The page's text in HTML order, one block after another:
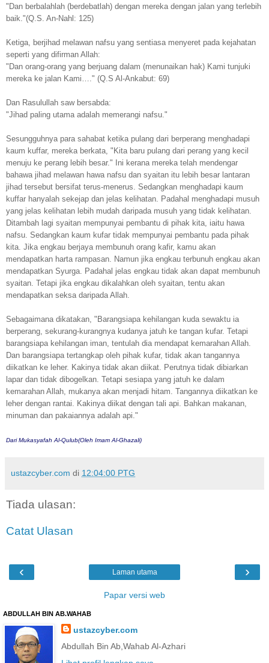
"Dan berbalahlah (berdebatlah) dengan mereka dengan jalan yang terlebih
baik."(Q.S. An-Nahl: 125)
Ketiga, berjihad melawan nafsu yang sentiasa menyeret pada kejahatan
seperti yang difirman Allah:
"Dan orang-orang yang berjuang dalam (menunaikan hak) Kami tunjuki
mereka ke jalan Kami…." (Q.S Al-Ankabut: 69)
Dan Rasulullah saw bersabda:
"Jihad paling utama adalah memerangi nafsu."
Sesungguhnya para sahabat ketika pulang dari berperang menghadapi
kaum kuffar, mereka berkata, "Kita baru pulang dari perang yang kecil
menuju ke perang lebih besar." Ini kerana mereka telah mendengar
bahawa jihad melawan hawa nafsu dan syaitan itu lebih besar lantaran
jihad tersebut bersifat terus-menerus. Sedangkan menghadapi kaum
kuffar hanyalah sekejap dan jelas kelihatan. Padahal menghadapi musuh
yang jelas kelihatan lebih mudah daripada musuh yang tidak kelihatan.
Ditambah lagi syaitan mempunyai pembantu di pihak kita, iaitu hawa
nafsu. Sedangkan kaum kufar tidak mempunyai pembantu pada pihak
kita. Jika engkau berjaya membunuh orang kafir, kamu akan
mendapatkan harta rampasan. Namun jika engkau terbunuh engkau akan
mendapatkan Syurga. Padahal jelas engkau tidak akan dapat membunuh
syaitan. Tetapi jika engkau dikalahkan oleh syaitan, tentu akan
mendapatkan seksa daripada Allah.
Sebagaimana dikatakan, "Barangsiapa kehilangan kuda sewaktu ia
berperang, sekurang-kurangnya kudanya jatuh ke tangan kufar. Tetapi
barangsiapa kehilangan iman, tentulah dia mendapat kemarahan Allah.
Dan barangsiapa tertangkap oleh pihak kufar, tidak akan tangannya
diikatkan ke leher. Kakinya tidak akan diikat. Perutnya tidak dibiarkan
lapar dan tidak dibogelkan. Tetapi sesiapa yang jatuh ke dalam
kemarahan Allah, mukanya akan menjadi hitam. Tangannya diikatkan ke
leher dengan rantai. Kakinya diikat dengan tali api. Bahkan makanan,
minuman dan pakaiannya adalah api."
Dari Mukasyafah Al-Qulub(Oleh Imam Al-Ghazali)
ustazcyber.com di 12:04:00 PTG
Tiada ulasan:
Catat Ulasan
‹ ›
Laman utama
Papar versi web
ABDULLAH BIN AB.WAHAB
ustazcyber.com
Abdullah Bin Ab,Wahab Al-Azhari